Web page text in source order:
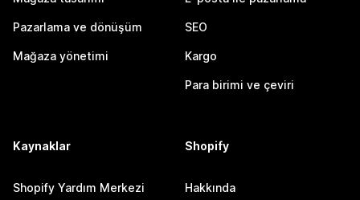
Pazarlama ve dönüşüm
Mağaza yönetimi
SEO
Kargo
Para birimi ve çeviri
Kaynaklar
Shopify Yardım Merkezi
Shopify
Hakkında